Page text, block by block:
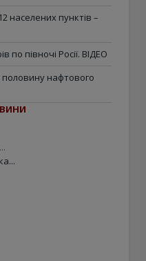
населених пунктів –
по півночі Росії. ВІДЕО
нафтового